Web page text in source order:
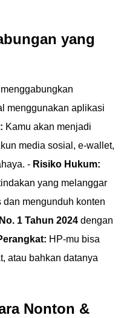
yang
menggunakan aplikasi
Kamu akan menjadi
media sosial, e-wallet,
- Risiko Hukum:
yang melanggar
mengunduh konten
1 Tahun 2024 dengan
HP-mu bisa
atau bahkan datanya
Nonton &